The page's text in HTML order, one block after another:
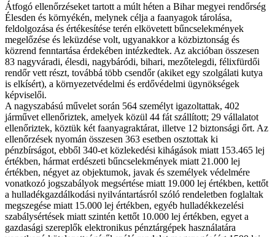
Átfogó ellenőrzéseket tartott a múlt héten a Bihar megyei rendőrség
Élesden és környékén, melynek célja a faanyagok tárolása,
feldolgozása és értékesítése terén elkövetett bűncselekmények
megelőzése és leküzdése volt, ugyanakkor a közbiztonság és
közrend fenntartása érdekében intézkedtek. Az akcióban összesen
83 nagyváradi, élesdi, nagybáródi, bihari, mezőtelegdi, félixfürdői
rendőr vett részt, továbbá több csendőr (akiket egy szolgálati kutya
is elkísért), a környezetvédelmi és erdővédelmi ügynökségek
képviselői.
A nagyszabású művelet során 564 személyt igazoltattak, 402
járművet ellenőriztek, amelyek közül 44 fát szállított; 29 vállalatot
ellenőriztek, köztük két faanyagraktárat, illetve 12 biztonsági őrt. Az
ellenőrzések nyomán összesen 363 esetben osztottak ki
pénzbírságot, ebből 340-et közlekedési kihágások miatt 153.465 lej
értékben, hármat erdészeti bűncselekmények miatt 21.000 lej
értékben, négyet az objektumok, javak és személyek védelmére
vonatkozó jogszabályok megsértése miatt 19.000 lej értékben, kettőt
a hulladékgazdálkodási nyilvántartásról szóló rendeletben foglaltak
megszegése miatt 15.000 lej értékben, egyéb hulladékkezelési
szabálysértések miatt szintén kettőt 10.000 lej értékben, egyet a
gazdasági szereplők elektronikus pénztárgépek használatára